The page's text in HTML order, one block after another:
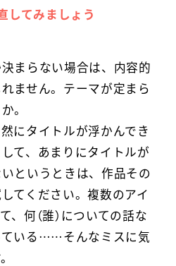
してみましょう
まらない場合は、内容的
ません。テーマが定まら
。
にタイトルが浮かんでき
て、あまりにタイトルが
というときは、作品その
てください。複数のアイ
、何（誰）についての話な
ている……そんなミスに気